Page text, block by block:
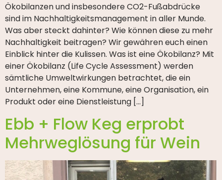
Ökobilanzen und insbesondere CO2-Fußabdrücke
sind im Nachhaltigkeitsmanagement in aller Munde.
Was aber steckt dahinter? Wie können diese zu mehr
Nachhaltigkeit beitragen? Wir gewähren euch einen
Einblick hinter die Kulissen. Was ist eine Ökobilanz? Mit
einer Ökobilanz (Life Cycle Assessment) werden
sämtliche Umweltwirkungen betrachtet, die ein
Unternehmen, eine Kommune, eine Organisation, ein
Produkt oder eine Dienstleistung […]
Ebb + Flow Keg erprobt
Mehrweglösung für Wein